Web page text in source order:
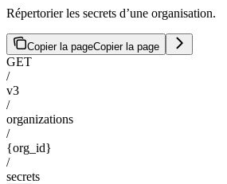
Répertorier les secrets d’une organisation.
Copier la pageCopier la page
GET
/
v3
/
organizations
/
{org_id}
/
secrets